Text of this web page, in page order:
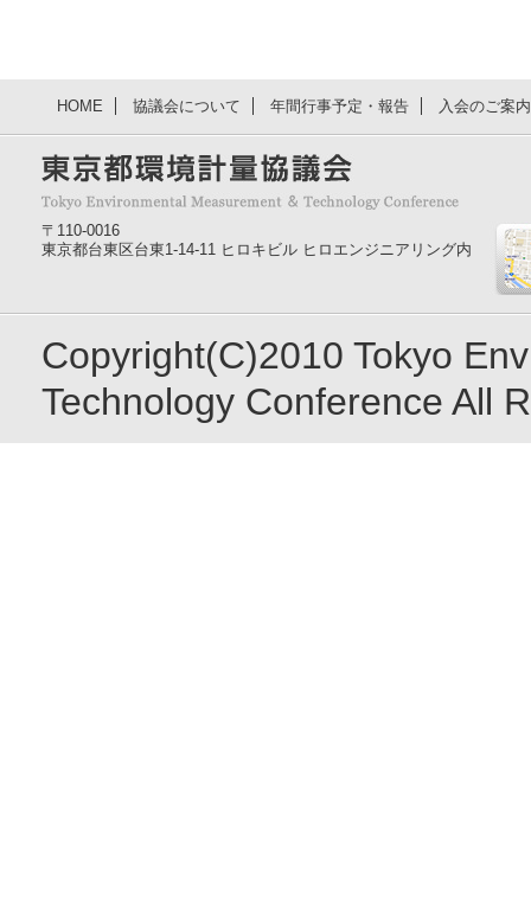
HOME 協議会について 年間行事予定・報告 入会のご案
〒110-0016
東京都台東区台東1-14-11 ヒロキビル ヒロエンジニアリング内
Copyright(C)2010 Tokyo
Technology Conference All